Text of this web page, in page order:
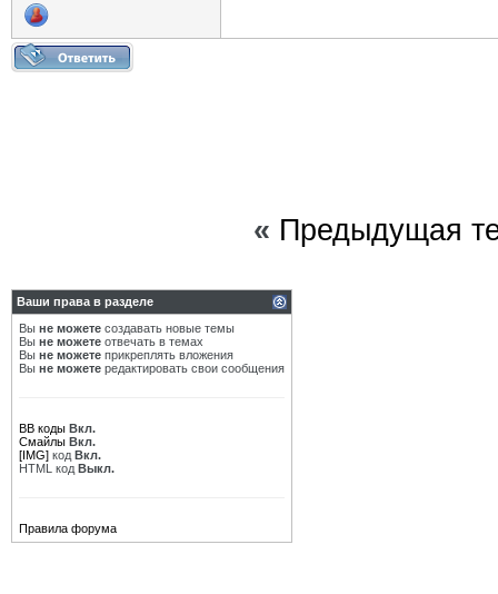
« Предыдущая
Ваши права в разделе
Вы не можете создавать новые темы
Вы не можете отвечать в темах
Вы не можете прикреплять вложения
Вы не можете редактировать свои сообщения
BB коды Вкл.
Смайлы Вкл.
[IMG] код Вкл.
HTML код Выкл.
Правила форума